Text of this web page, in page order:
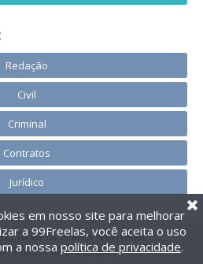
Redação
Civil
Criminal
Contratos
Jurídico
Todos os direitos reservados.
| Política de privacidade
em nosso site para melhorar
a 99Freelas, você aceita o uso
a nossa política de privacidade.